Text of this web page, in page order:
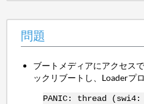
問題
ブートメディアにアクセス
ックリブートし、Loaderプ
PANIC: thread